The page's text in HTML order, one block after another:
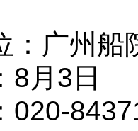
广州船
月3日